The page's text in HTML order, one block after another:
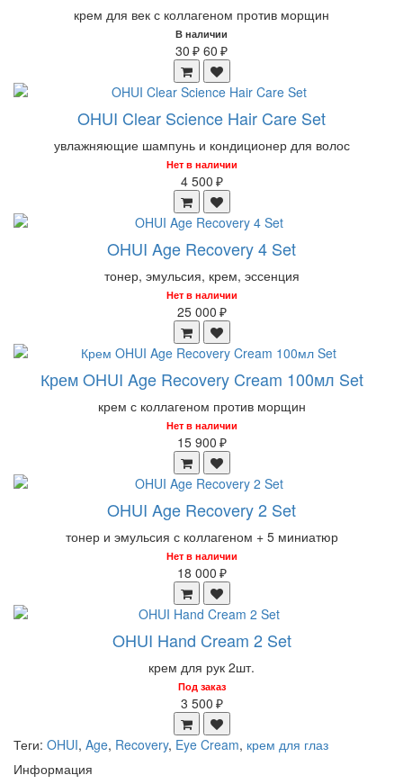
крем для век с коллагеном против морщин
В наличии
30 ₽ 60 ₽
OHUI Clear Science Hair Care Set
увлажняющие шампунь и кондиционер для волос
Нет в наличии
4 500 ₽
OHUI Age Recovery 4 Set
тонер, эмульсия, крем, эссенция
Нет в наличии
25 000 ₽
Крем OHUI Age Recovery Cream 100мл Set
крем с коллагеном против морщин
Нет в наличии
15 900 ₽
OHUI Age Recovery 2 Set
тонер и эмульсия с коллагеном + 5 миниатюр
Нет в наличии
18 000 ₽
OHUI Hand Cream 2 Set
крем для рук 2шт.
Под заказ
3 500 ₽
Теги: OHUI, Age, Recovery, Eye Cream, крем для глаз
Информация